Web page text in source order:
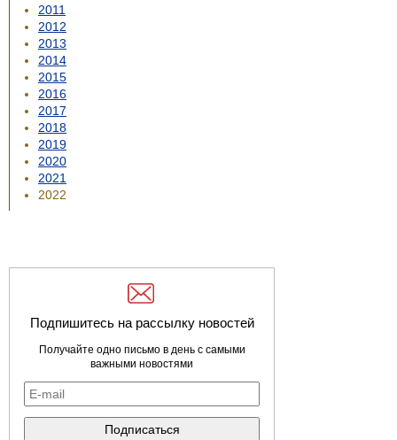
2011
2012
2013
2014
2015
2016
2017
2018
2019
2020
2021
2022
Подпишитесь на рассылку новостей
Получайте одно письмо в день с самыми
важными новостями